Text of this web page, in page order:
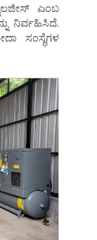
ಎಂಬ
ನಿರ್ವಹಿಸಿದೆ.
ಸಂಸ್ಥೆಗಳ